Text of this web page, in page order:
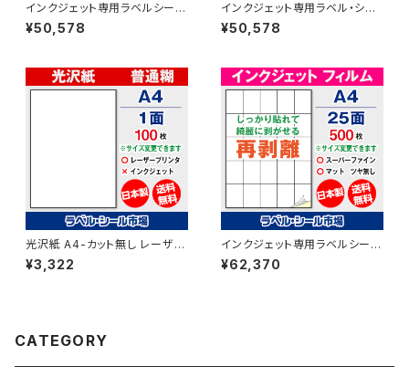
インクジェット専用ラベルシール
マットコートA4-6面 500枚 ス
ーパーファイン T2Y3iA
¥50,578
インクジェット専用ラベル・シー
ル A4-8面カット コート紙
500枚 T2Y4iA
¥50,578
光沢紙 A4-カット無し レーザー
プリンター用ラベルシール 100
枚 T1Y1C-1【日本製】
¥3,322
インクジェット専用ラベルシール
フィルム再剥離 A4-25面 500
枚 スーパーファイン T5Y5iDrs
¥62,370
CATEGORY